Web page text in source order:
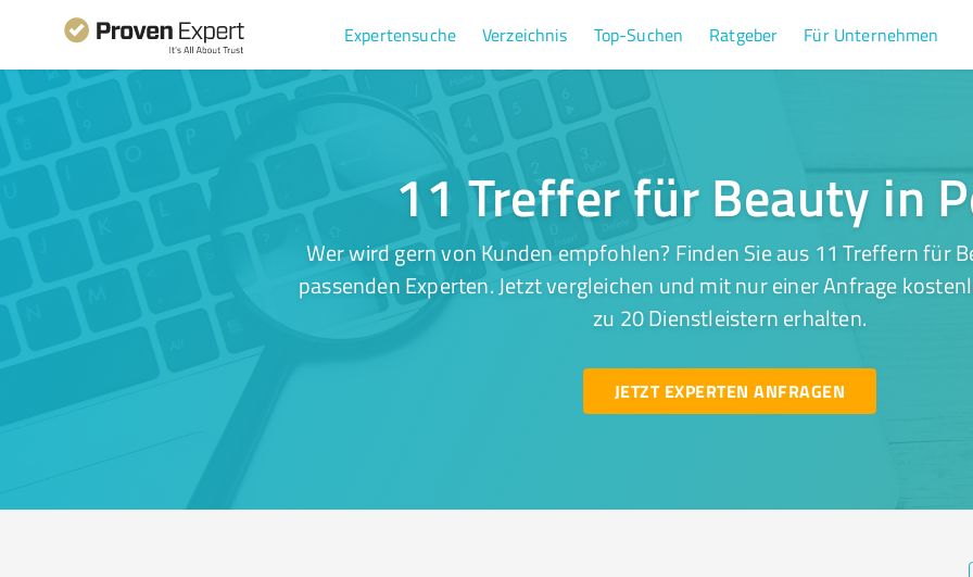
Expertensuche Verzeichnis Top-Suchen Ratgeber Für Unternehmen
11 Treffer für Beauty in
Wer wird gern von Kunden empfohlen? Finden Sie aus 11 Treffern für
passenden Experten. Jetzt vergleichen und mit nur einer Anfrage
zu 20 Dienstleistern erhalten.
JETZT EXPERTEN ANFRAGEN